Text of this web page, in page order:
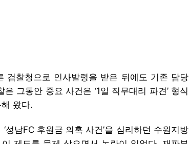
의 퇴정을 명령했다. 수원지방검찰청 성남지청
한다”며 재판부 기피 신청을 냈지만, 대법원에
부 사건에만 ‘1일 직무대리’를 예외적으로 허용